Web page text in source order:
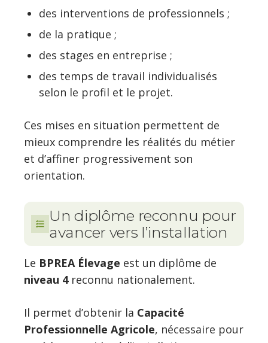
des interventions de professionnels ;
de la pratique ;
des stages en entreprise ;
des temps de travail individualisés
selon le profil et le projet.
Ces mises en situation permettent de
mieux comprendre les réalités du métier
et d’affiner progressivement son
orientation.
Un diplôme reconnu pour
avancer vers l’installation
Le BPREA Élevage est un diplôme de
niveau 4reconnu nationalement.
Il permet d’obtenir la Capacité
Professionnelle Agricole, nécessaire pour